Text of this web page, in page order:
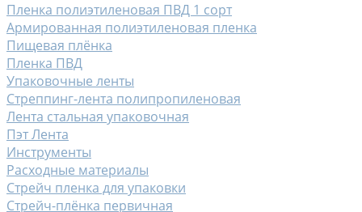
Пленка полиэтиленовая ПВД 1 сорт
Армированная полиэтиленовая пленка
Пищевая плёнка
Пленка ПВД
Упаковочные ленты
Стреппинг-лента полипропиленовая
Лента стальная упаковочная
Пэт Лента
Инструменты
Расходные материалы
Стрейч пленка для упаковки
Стрейч-плёнка первичная